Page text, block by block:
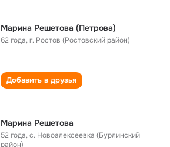
Марина Решетова (Петрова)
62 года,г. Ростов (Ростовский район)
Добавить в друзья
Марина Решетова
52 года,с. Новоалексеевка (Бурлинский
район)